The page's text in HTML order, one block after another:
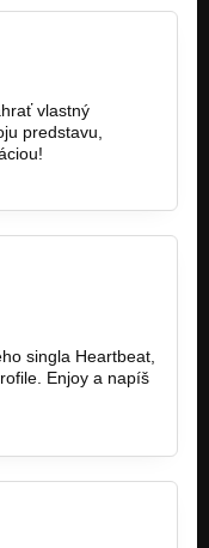
vlastný
predstavu,
singla Heartbeat,
Enjoy a napíš